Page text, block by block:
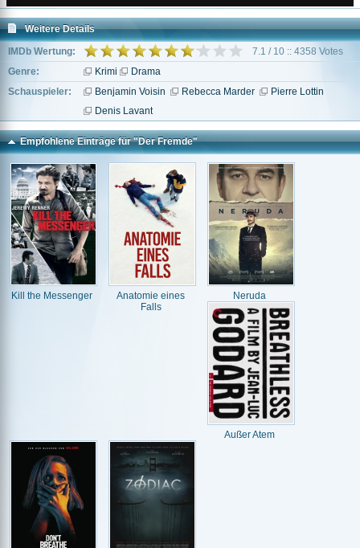
Weitere Details
IMDb Wertung:
7.1 / 10 :: 4358 Votes
Genre:
Krimi
Drama
Schauspieler:
Benjamin Voisin Rebecca Marder
Pierre Lottin
Denis Lavant
Empfohlene Einträge für "Der Fremde"
Kill the Messenger
Anatomie eines
Falls
Neruda
Außer Atem